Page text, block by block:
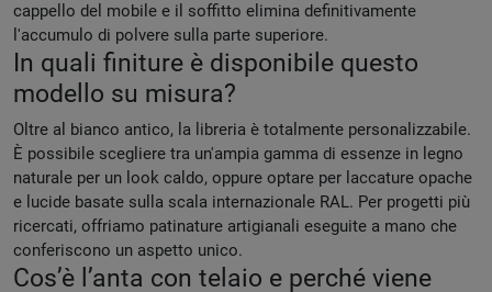
cappello del mobile e il soffitto elimina definitivamente
l'accumulo di polvere sulla parte superiore.
In quali finiture è disponibile questo
modello su misura?
Oltre al bianco antico, la libreria è totalmente personalizzabile.
È possibile scegliere tra un'ampia gamma di essenze in legno
naturale per un look caldo, oppure optare per laccature opache
e lucide basate sulla scala internazionale RAL. Per progetti più
ricercati, offriamo patinature artigianali eseguite a mano che
conferiscono un aspetto unico.
Cos’è l’anta con telaio e perché viene